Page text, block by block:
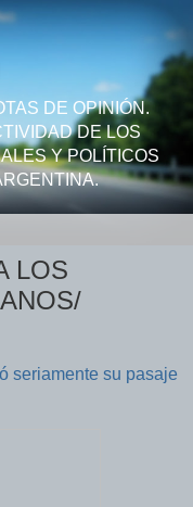
DE OPINIÓN.
DE LOS
Y POLÍTICOS
LOS
seriamente su pasaje